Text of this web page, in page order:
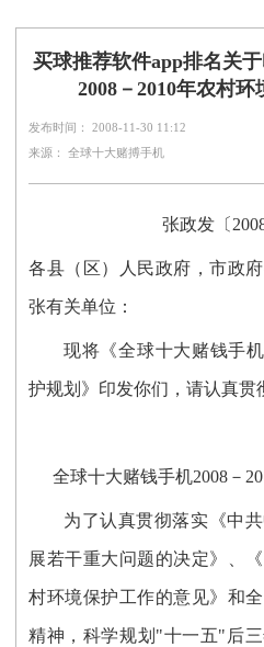
买球推荐软件app排名关
2008－2010年农村
发布时间： 2008-11-30 11:12
来源： 全球十大赌搏手机
张政发〔
各县（区）人民政府，市政
张有关单位：
现将《全球十大赌钱手
护规划》印发你们，请认真贯
全球十大赌钱手机2008－
为了认真贯彻落实《中
展若干重大问题的决定》、
村环境保护工作的意见》和
精神，科学规划"十一五"后